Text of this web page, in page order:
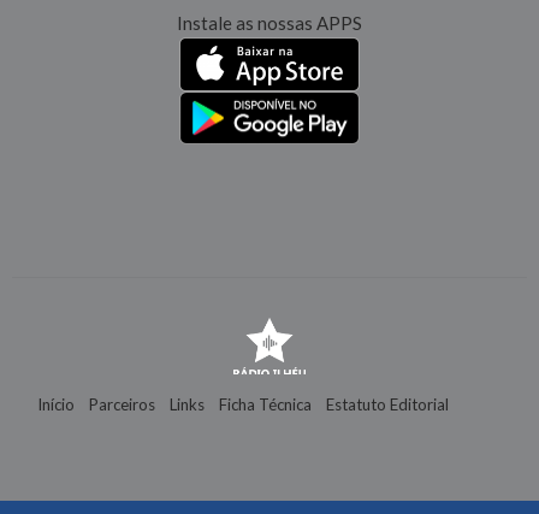
Instale as nossas APPS
Início Parceiros Links Ficha Técnica Estatuto Editorial